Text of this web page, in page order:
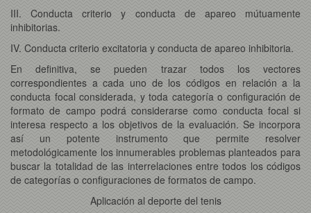
III. Conducta criterio y conducta de apareo mútuamente
inhibitorias.
IV. Conducta criterio excitatoria y conducta de apareo inhibitoria.
En definitiva, se pueden trazar todos los vectores
correspondientes a cada uno de los códigos en relación a la
conducta focal considerada, y toda categoría o configuración de
formato de campo podrá considerarse como conducta focal si
interesa respecto a los objetivos de la evaluación. Se incorpora
así un potente instrumento que permite resolver
metodológicamente los innumerables problemas planteados para
buscar la totalidad de las interrelaciones entre todos los códigos
de categorías o configuraciones de formatos de campo.
Aplicación al deporte del tenis